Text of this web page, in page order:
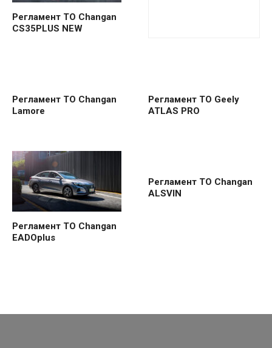
Регламент ТО Changan
CS35PLUS NEW
Регламент ТО Changan
Lamore
Регламент ТО Geely
ATLAS PRO
Регламент ТО Changan
EADOplus
Регламент ТО Changan
ALSVIN